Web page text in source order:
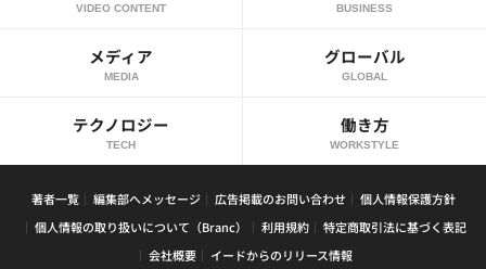
VIDEO CONTENT BUSINESS
メディア
MEDIA
グローバル
GLOBAL
テクノロジー
TECH
働き方
WORKSTYLE
著者一覧 編集部へメッセージ 広告掲載のお問い合わせ
個人情報保護方針
個人情報の取り扱いについて（Branc）
利用規約
特定商取引法に基づく表記
会社概要
イードからのリリース情報